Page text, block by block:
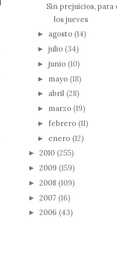
Sin prejuicios, para
los jueves
► agosto (14)
► julio (34)
► junio (10)
► mayo (18)
► abril (28)
► marzo (19)
► febrero (11)
► enero (12)
► 2010 (255)
► 2009 (159)
► 2008 (109)
► 2007 (16)
► 2006 (43)